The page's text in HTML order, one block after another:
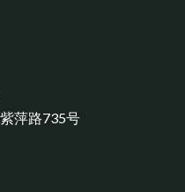
萍路735号